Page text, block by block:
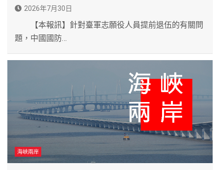
2026年7月30日
【本報訊】針對臺軍志願役人員提前退伍的有關問
題，中國國防…
海峽兩岸